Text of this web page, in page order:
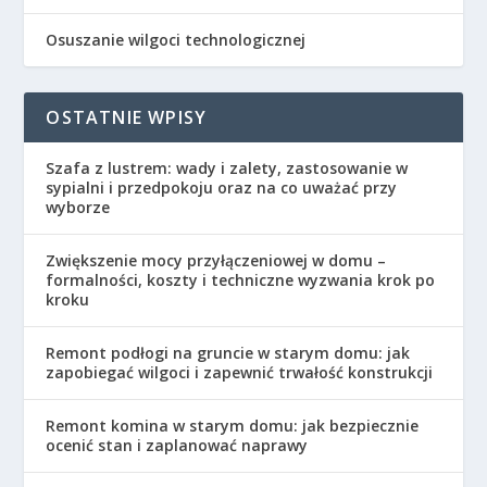
Osuszanie wilgoci technologicznej
OSTATNIE WPISY
Szafa z lustrem: wady i zalety, zastosowanie w
sypialni i przedpokoju oraz na co uważać przy
wyborze
Zwiększenie mocy przyłączeniowej w domu –
formalności, koszty i techniczne wyzwania krok po
kroku
Remont podłogi na gruncie w starym domu: jak
zapobiegać wilgoci i zapewnić trwałość konstrukcji
Remont komina w starym domu: jak bezpiecznie
ocenić stan i zaplanować naprawy